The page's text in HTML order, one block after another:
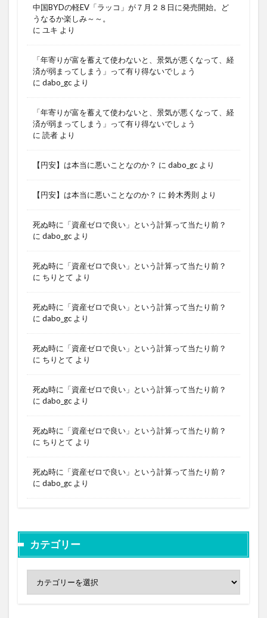
中国BYDの軽EV「ラッコ」が７月２８日に発売開始。ど
うなるか楽しみ～～。
に ユキ より
「年寄りが富を蓄えて使わないと、景気が悪くなって、経
済が弱まってしまう」って有り得ないでしょう
に dabo_gc より
「年寄りが富を蓄えて使わないと、景気が悪くなって、経
済が弱まってしまう」って有り得ないでしょう
に 読者 より
【円安】は本当に悪いことなのか？ に dabo_gc より
【円安】は本当に悪いことなのか？ に 鈴木秀則 より
死ぬ時に「資産ゼロで良い」という計算って当たり前？
に dabo_gc より
死ぬ時に「資産ゼロで良い」という計算って当たり前？
に ちりとて より
死ぬ時に「資産ゼロで良い」という計算って当たり前？
に dabo_gc より
死ぬ時に「資産ゼロで良い」という計算って当たり前？
に ちりとて より
死ぬ時に「資産ゼロで良い」という計算って当たり前？
に dabo_gc より
死ぬ時に「資産ゼロで良い」という計算って当たり前？
に ちりとて より
死ぬ時に「資産ゼロで良い」という計算って当たり前？
に dabo_gc より
カテゴリー